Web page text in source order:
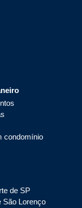
condomínio
de SP
São Lorenço